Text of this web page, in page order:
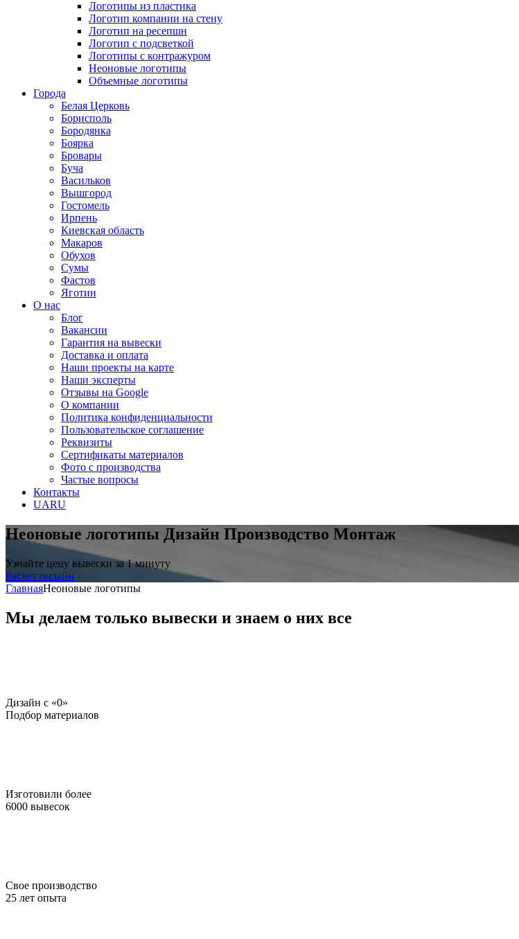
Логотипы из пластика
Логотип компании на стену
Логотип на ресепшн
Логотип с подсветкой
Логотипы с контражуром
Неоновые логотипы
Объемные логотипы
Города
Белая Церковь
Борисполь
Бородянка
Боярка
Бровары
Буча
Васильков
Вышгород
Гостомель
Ирпень
Киевская область
Макаров
Обухов
Сумы
Фастов
Яготин
О нас
Блог
Вакансии
Гарантия на вывески
Доставка и оплата
Наши проекты на карте
Наши эксперты
Отзывы на Google
О компании
Политика конфиденциальности
Пользовательское соглашение
Реквизиты
Сертификаты материалов
Фото с производства
Частые вопросы
Контакты
UARU
Неоновые логотипы Дизайн Производство Монтаж
Узнайте цену вывески за 1 минуту
Расчет онлайн
ГлавнаяНеоновые логотипы
Мы делаем только вывески и знаем о них все
Дизайн c «0»
Подбор материалов
Изготовили более
6000 вывесок
Свое производство
25 лет опыта